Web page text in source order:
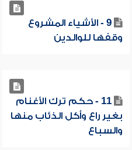
9 - الأشياء المشروع
وقفها للوالدين
11 - حكم ترك الأغنام
بغير راع وأكل الذئاب منها
والسباع